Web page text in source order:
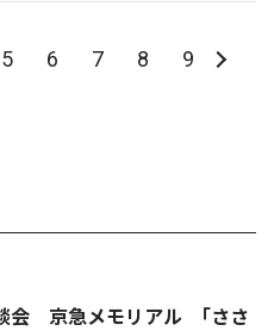
5 6 7 8 9
会 京急メモリアル ｢ささ